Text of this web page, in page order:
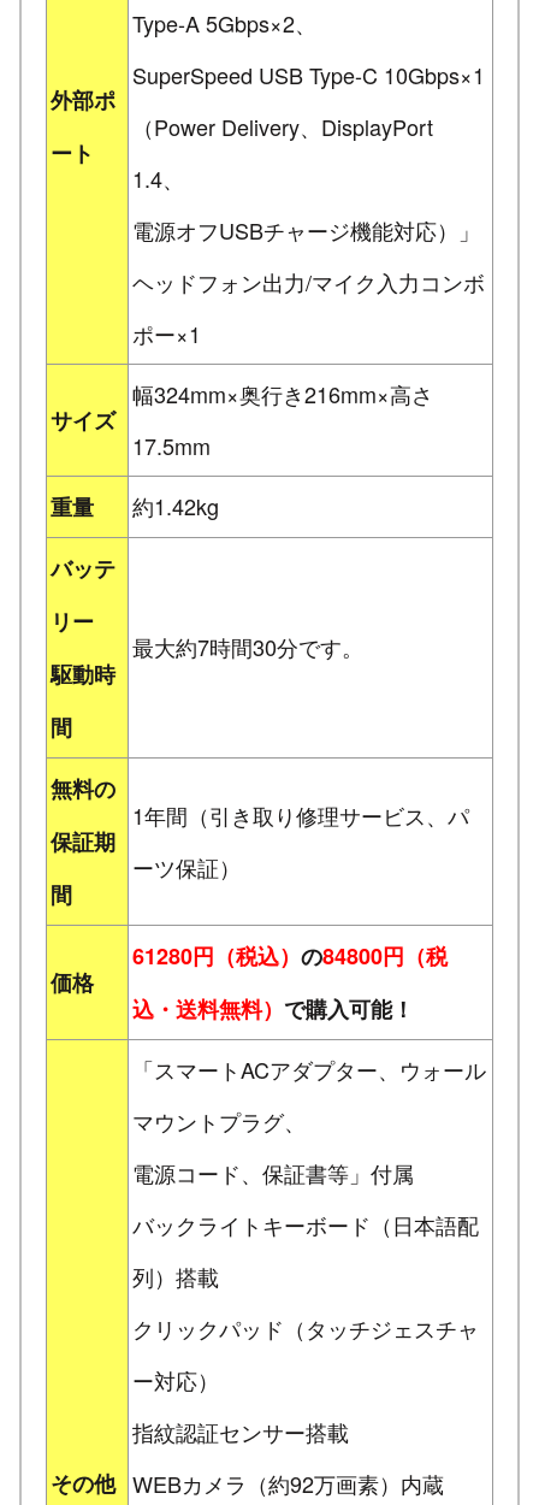
外部ポ
ート
Type-A 5Gbps×2、
SuperSpeed USB Type-C 10Gbps×1
（Power Delivery、DisplayPort
1.4、
電源オフUSBチャージ機能対応）」
ヘッドフォン出力/マイク入力コンボ
ポー×1
サイズ
幅324mm×奥行き216mm×高さ
17.5mm
重量
約1.42kg
バッテ
リー
駆動時
間
最大約7時間30分です。
無料の
保証期
間
1年間（引き取り修理サービス、パ
ーツ保証）
価格
61280円（税込） の84800円（税
込・送料無料） で購入可能！
その他
「スマートACアダプター、ウォール
マウントプラグ、
電源コード、保証書等」付属
バックライトキーボード（日本語配
列）搭載
クリックパッド（タッチジェスチャ
ー対応）
指紋認証センサー搭載
WEBカメラ（約92万画素）内蔵